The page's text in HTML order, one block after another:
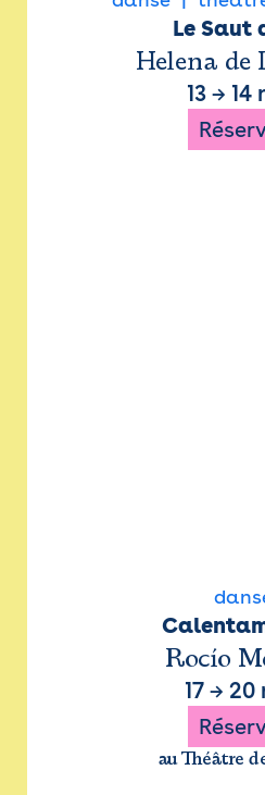
Le Saut
Helena de
13 → 14
Rocío
17→ 20
au Théâtre